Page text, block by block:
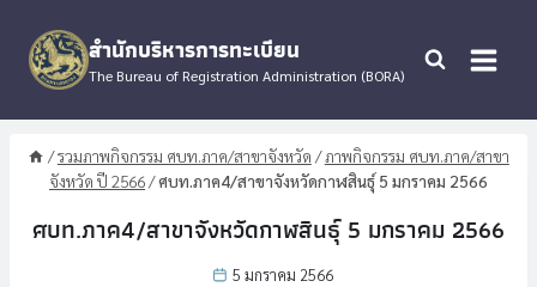
content
สำนักบริหารการทะเบียน
The Bureau of Registration Administration (BORA)
/รวมภาพกิจกรรม ศบท.ภาค/สาขาจังหวัด /ภาพกิจกรรม ศบท.ภาค/สาขา
จังหวัด ปี 2566/ศบท.ภาค4/สาขาจังหวัดกาฬสินธุ์ 5 มกราคม 2566
ศบท.ภาค4/สาขาจังหวัดกาฬสินธุ์ 5 มกราคม 2566
5 มกราคม 2566